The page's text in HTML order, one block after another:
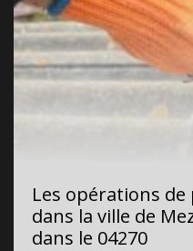
Les opérations
dans la ville de
dans le 04270